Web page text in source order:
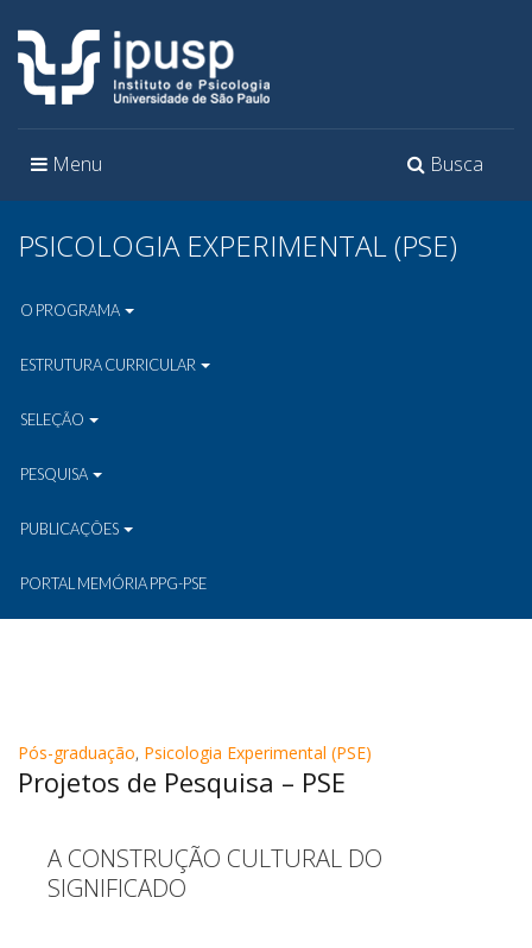
Toggle
Busca
Toggle
Menu
PSICOLOGIA EXPERIMENTAL (PSE)
O PROGRAMA
ESTRUTURA CURRICULAR
SELEÇÃO
PESQUISA
PUBLICAÇÕES
PORTAL MEMÓRIA PPG-PSE
Pós-graduação, Psicologia Experimental (PSE)
Projetos de Pesquisa – PSE
A CONSTRUÇÃO CULTURAL DO
SIGNIFICADO